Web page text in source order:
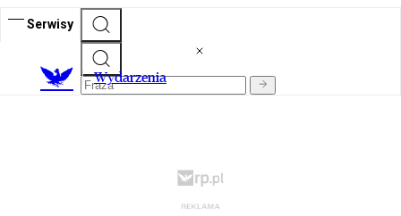
Serwisy
Wydarzenia